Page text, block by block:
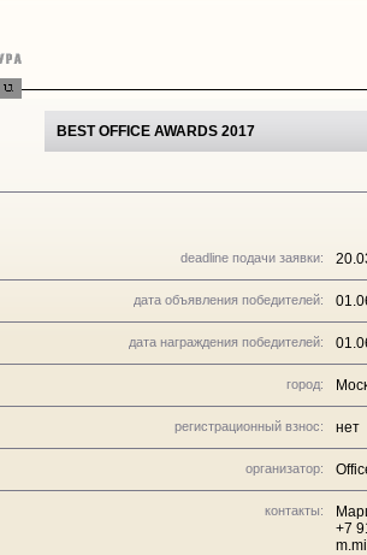
BEST OFFICE AWARDS 2017
deadline подачи заявки:
дата объявления победителей:
дата награждения победителей:
город:
регистрационный взнос: нет
организатор:
контакты:
+7